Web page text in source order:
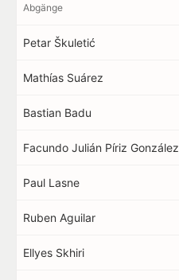
Abgänge
Petar Škuletić
Mathías Suárez
Bastian Badu
Facundo Julián Píriz González
Paul Lasne
Ruben Aguilar
Ellyes Skhiri